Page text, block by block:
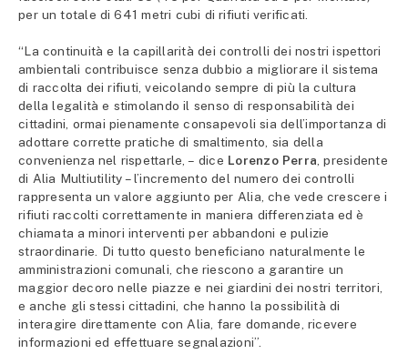
per un totale di 641 metri cubi di rifiuti verificati.
“La continuità e la capillarità dei controlli dei nostri ispettori
ambientali contribuisce senza dubbio a migliorare il sistema
di raccolta dei rifiuti, veicolando sempre di più la cultura
della legalità e stimolando il senso di responsabilità dei
cittadini, ormai pienamente consapevoli sia dell’importanza di
adottare corrette pratiche di smaltimento, sia della
convenienza nel rispettarle, – dice Lorenzo Perra , presidente
di Alia Multiutility – l’incremento del numero dei controlli
rappresenta un valore aggiunto per Alia, che vede crescere i
rifiuti raccolti correttamente in maniera differenziata ed è
chiamata a minori interventi per abbandoni e pulizie
straordinarie. Di tutto questo beneficiano naturalmente le
amministrazioni comunali, che riescono a garantire un
maggior decoro nelle piazze e nei giardini dei nostri territori,
e anche gli stessi cittadini, che hanno la possibilità di
interagire direttamente con Alia, fare domande, ricevere
informazioni ed effettuare segnalazioni”.